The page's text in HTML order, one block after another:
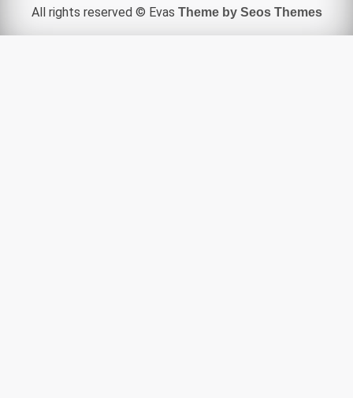
All rights reserved © Evas Theme by Seos Themes